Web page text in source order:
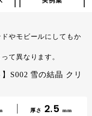
やモビールにしてもか
て異なります。
S002 雪の結晶 クリ
厚さ 2.5 mm